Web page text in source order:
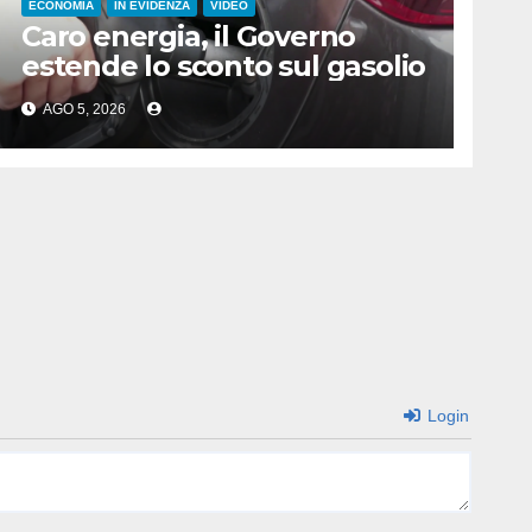
ECONOMIA IN EVIDENZA VIDEO
Caro energia, il Governo
estende lo sconto sul gasolio
AGO 5, 2026
Login